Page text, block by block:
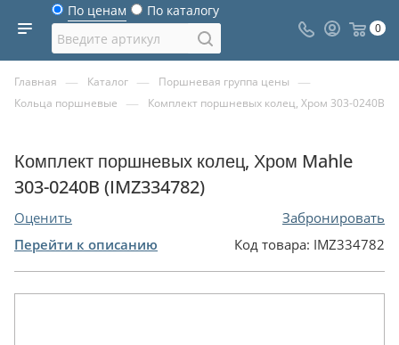
По ценам По каталогу
0
Главная — Каталог — Поршневая группа цены —
Кольца поршневые — Комплект поршневых колец, Хром 303-0240B
Комплект поршневых колец, Хром Mahle
303-0240B (IMZ334782)
Оценить
Забронировать
Перейти к описанию
Код товара: IMZ334782